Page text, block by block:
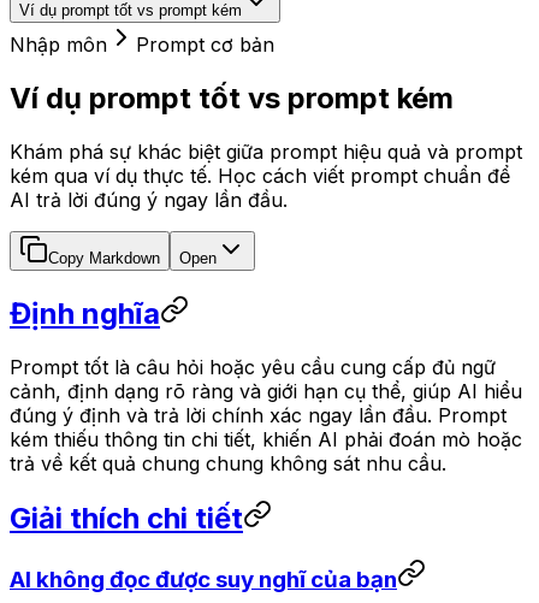
Ví dụ prompt tốt vs prompt kém
Nhập môn Prompt cơ bản
Ví dụ prompt tốt vs prompt kém
Khám phá sự khác biệt giữa prompt hiệu quả và prompt
kém qua ví dụ thực tế. Học cách viết prompt chuẩn để
AI trả lời đúng ý ngay lần đầu.
Copy Markdown Open
Định nghĩa
Prompt tốt là câu hỏi hoặc yêu cầu cung cấp đủ ngữ
cảnh, định dạng rõ ràng và giới hạn cụ thể, giúp AI hiểu
đúng ý định và trả lời chính xác ngay lần đầu. Prompt
kém thiếu thông tin chi tiết, khiến AI phải đoán mò hoặc
trả về kết quả chung chung không sát nhu cầu.
Giải thích chi tiết
AI không đọc được suy nghĩ của bạn